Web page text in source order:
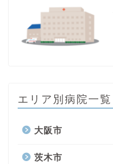
エリア別病院一覧
大阪市
茨木市